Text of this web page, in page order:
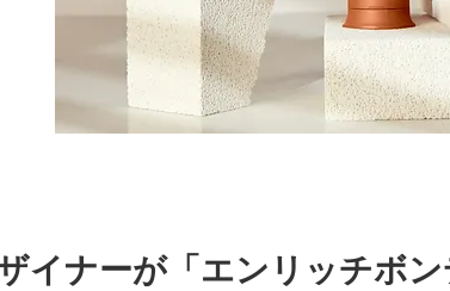
イナーが「エンリッチボン